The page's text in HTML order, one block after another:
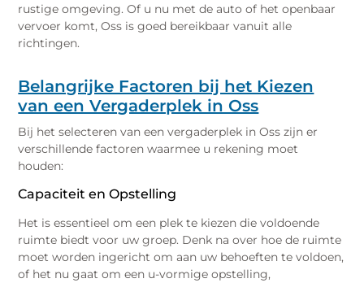
rustige omgeving. Of u nu met de auto of het openbaar
vervoer komt, Oss is goed bereikbaar vanuit alle
richtingen.
Belangrijke Factoren bij het Kiezen
van een Vergaderplek in Oss
Bij het selecteren van een vergaderplek in Oss zijn er
verschillende factoren waarmee u rekening moet
houden:
Capaciteit en Opstelling
Het is essentieel om een plek te kiezen die voldoende
ruimte biedt voor uw groep. Denk na over hoe de ruimte
moet worden ingericht om aan uw behoeften te voldoen,
of het nu gaat om een u-vormige opstelling,